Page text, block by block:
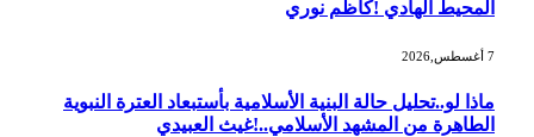
المحيط الهادي !كاظم نوري
ماذا لو..تحليل حالة البنية الأسلامية بأستبعاد العترة النبوية
الطاهرة من المشهد الأسلامي..!غيث العبيدي